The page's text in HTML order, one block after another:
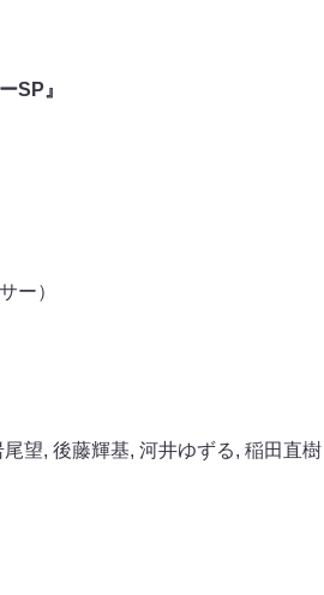
SP』
ー）
尾望, 後藤輝基, 河井ゆずる, 稲田直樹